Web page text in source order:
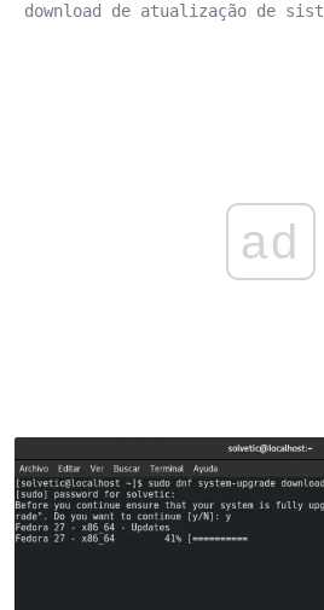
download de atualização de
ad